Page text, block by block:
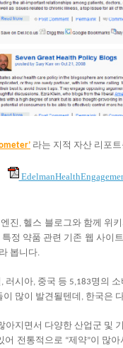
라는 지적 자산 리포트
엔진 ,헬스 블로그와 함께 위
특정 약품 관련 기존 웹 사이트
봅니다.
, 러시아, 중국 등 5,183명의 소
이 많이 발견될텐데 , 한국은
아지면서 다양한 산업군 및
어 전통적으로 “제약”이 많아